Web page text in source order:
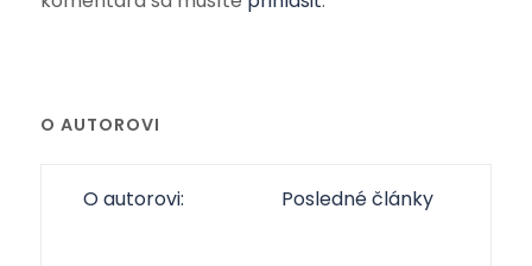
O AUTOROVI
O autorovi: Posledné články